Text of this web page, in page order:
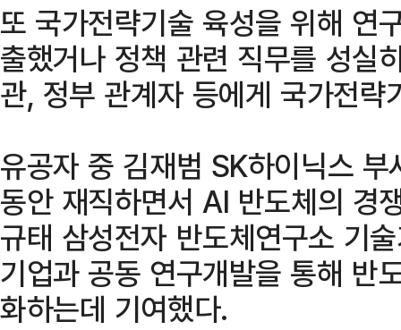
또 국가전략기술 육성을 위해 연
출했거나 정책 관련 직무를 성실
관, 정부 관계자 등에게 국가전
유공자 중 김재범 SK하이닉스
동안 재직하면서 AI 반도체의 경
규태 삼성전자 반도체연구소 기
기업과 공동 연구개발을 통해 반
화하는데 기여했다.